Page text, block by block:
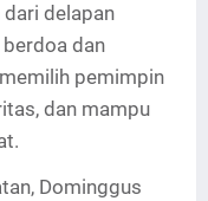
delapan
dan
pemimpin
dan mampu
Dominggus